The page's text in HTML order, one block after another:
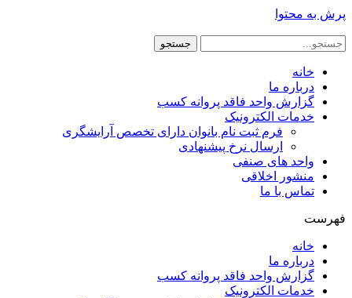
پرش به محتوا
جستجو
خانه
درباره ما
گزارش واحد فاقد پروانه کسب
خدمات الکترونیک
فرم ثبت نام بانوان دارای تخصص آرایشگری
ارسال نرخ پیشنهادی
واحد های صنفی
منشور اخلاقی
تماس با ما
فهرست
خانه
درباره ما
گزارش واحد فاقد پروانه کسب
خدمات الکترونیک